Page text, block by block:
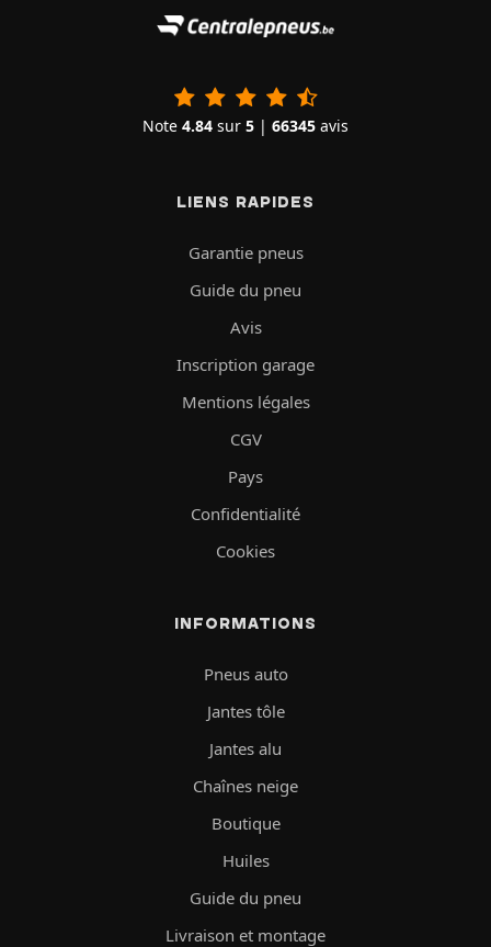
Note 4.84 sur 5 | 66345 avis
LIENS RAPIDES
Garantie pneus
Guide du pneu
Avis
Inscription garage
Mentions légales
CGV
Pays
Confidentialité
Cookies
INFORMATIONS
Pneus auto
Jantes tôle
Jantes alu
Chaînes neige
Boutique
Huiles
Guide du pneu
Livraison et montage